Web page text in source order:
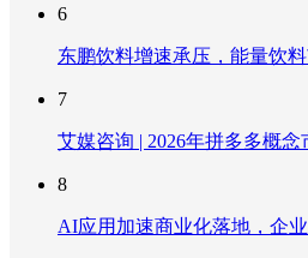
6
东鹏饮料增速承压，能量饮
7
艾媒咨询 | 2026年拼多多概
8
AI应用加速商业化落地，企